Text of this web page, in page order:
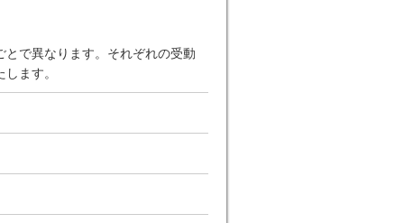
で異なります。それぞれの受動
ます。